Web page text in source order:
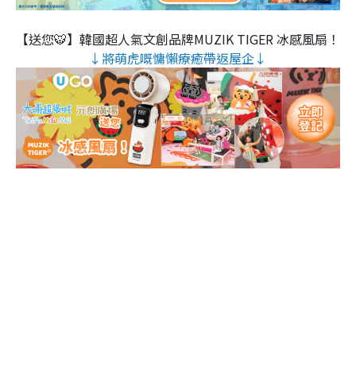
【送您🐯】韓國超人氣文創品牌MUZIK TIGER 冰感風扇！
↓將萌虎嘅慵懶療癒帶返屋企↓